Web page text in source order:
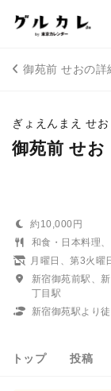
御苑前 せおの詳
ぎょえんまえ せお
御苑前 せお
約10,000円
和食・日本料理
月曜日、第3火曜
新宿御苑前駅、
丁目駅
新宿御苑駅より
トップ 投稿